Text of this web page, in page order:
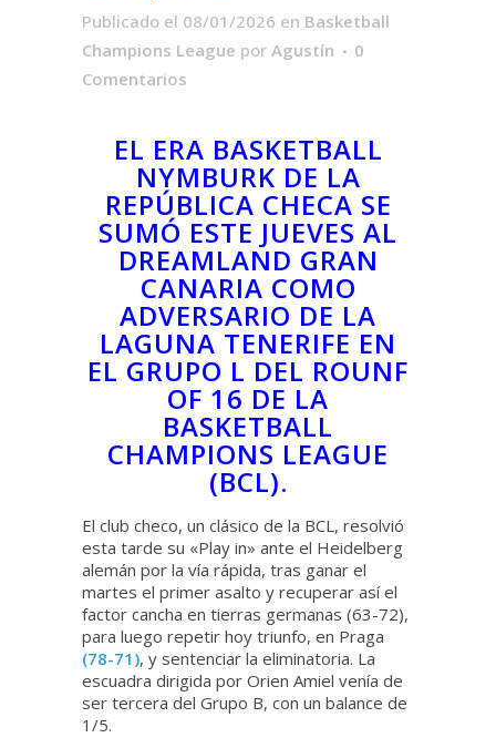
Publicado el 08/01/2026 en Basketball
Champions League por Agustín
0
Comentarios
EL ERA BASKETBALL
NYMBURK DE LA
REPÚBLICA CHECA SE
SUMÓ ESTE JUEVES AL
DREAMLAND GRAN
CANARIA COMO
ADVERSARIO DE LA
LAGUNA TENERIFE EN
EL GRUPO L DEL ROUNF
OF 16 DE LA
BASKETBALL
CHAMPIONS LEAGUE
(BCL).
El club checo, un clásico de la BCL, resolvió
esta tarde su «Play in» ante el Heidelberg
alemán por la vía rápida, tras ganar el
martes el primer asalto y recuperar así el
factor cancha en tierras germanas (63-72),
para luego repetir hoy triunfo, en Praga
(78-71), y sentenciar la eliminatoria. La
escuadra dirigida por Orien Amiel venía de
ser tercera del Grupo B, con un balance de
1/5.